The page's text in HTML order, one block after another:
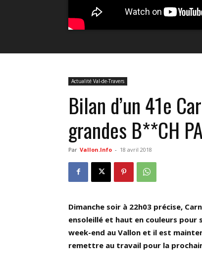
Actualité Val-de-Travers
Bilan d’un 41e
grandes B**CH
Par Vallon.Info - 18 avril 2018
Dimanche soir à 22h03 précise,
ensoleillé et haut en couleurs pour
week-end au Vallon et il est
remettre au travail pour la